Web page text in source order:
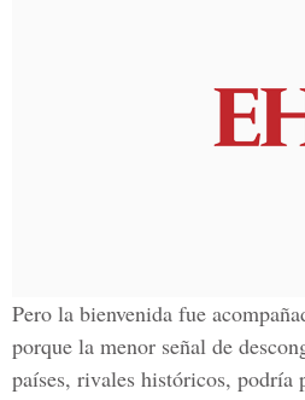
Pero la bienvenida fue
porque la menor señal de
países, rivales históricos, podría